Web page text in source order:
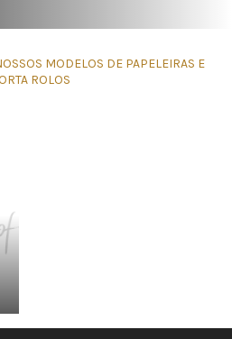
MODELOS DE PAPELEIRAS E
ROLOS